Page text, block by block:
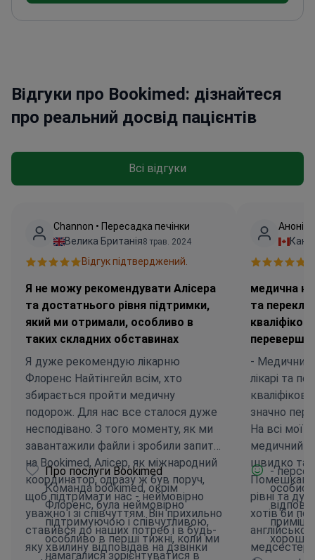
Відгуки про Bookimed: дізнайтеся
про реальний досвід пацієнтів
Всі відгуки
Channon • Пересадка печінки
Велика Британія8 трав. 2024
Відгук підтверджений.
Я не можу рекомендувати Алісера
та достатнього рівня підтримки,
який ми отримали, особливо в
таких складних обставинах
Я дуже рекомендую лікарню
Флоренс Найтінгейл всім, хто
збирається пройти медичну
подорож. Для нас все сталося дуже
несподівано. З того моменту, як ми
завантажили файли і зробили запит
на Bookimed, Алісер, як міжнародний
координатор, одразу ж був поруч,
щоб підтримати нас - неймовірно
уважно і зі співчуттям. Він прихильно
ставився до наших потреб і в будь-
яку хвилину відповідав на дзвінки
Про послуги Bookimed
Команда bookimed, окрім
Флоренс, була неймовірно
підтримуючою і співчутливою,
особливо в перші тижні, коли ми
намагалися зорієнтуватися в
медична
та
- Медичний
лікарі та
значно
На всі мої
медичний
швидко та
рівні та
хотів би
медсестер,
-